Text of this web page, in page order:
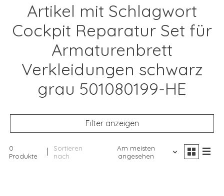
Artikel mit Schlagwort
Cockpit Reparatur Set für
Armaturenbrett
Verkleidungen schwarz
grau 501080199-HE
Filter anzeigen
0
Produkte
Sortieren
nach
Am meisten
angesehen